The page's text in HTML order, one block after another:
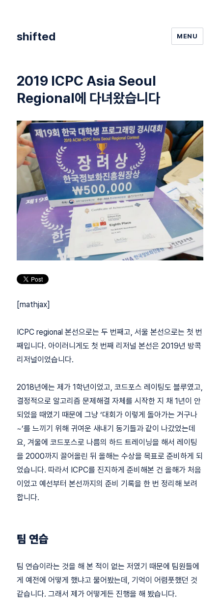
shifted MENU
2019 ICPC Asia Seoul
Regional에 다녀왔습니다
[mathjax]
ICPC regional 본선으로는 두 번째고, 서울 본선으로는 첫 번
째입니다. 아이러니게도 첫 번째 리저널 본선은 2019년 방콕
리저널이었습니다.
2018년에는 제가 1학년이었고, 코드포스 레이팅도 블루였고,
결정적으로 알고리즘 문제해결 자체를 시작한 지 채 1년이 안
되었을 때였기 때문에 그냥 ‘대회가 이렇게 돌아가는 거구나
~’를 느끼기 위해 귀여운 새내기 동기들과 같이 나갔었는데
요, 겨울에 코드포스로 나름의 하드 트레이닝을 해서 레이팅
을 2000까지 끌어올린 뒤 올해는 수상을 목표로 준비하게 되
었습니다. 따라서 ICPC를 진지하게 준비해본 건 올해가 처음
이었고 예선부터 본선까지의 준비 기록을 한 번 정리해 보려
합니다.
팀 연습
팀 연습이라는 것을 해 본 적이 없는 저였기 때문에 팀원들에
게 예전에 어떻게 했냐고 물어봤는데, 기억이 어렴풋했던 것
같습니다. 그래서 제가 어떻게든 진행을 해 봤습니다.